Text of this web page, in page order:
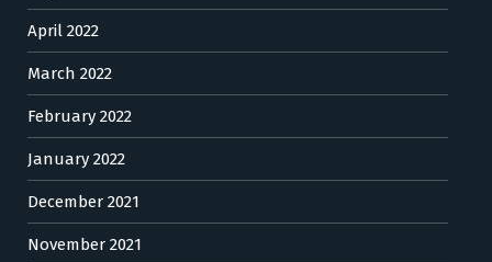
April 2022
March 2022
February 2022
January 2022
December 2021
November 2021